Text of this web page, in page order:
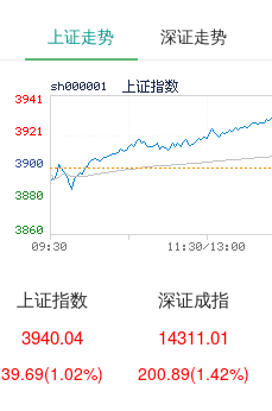
上证走势 深证走势
上证指数
3940.04
39.69(1.02%)
深证成指
14311.01
200.89(1.42%)